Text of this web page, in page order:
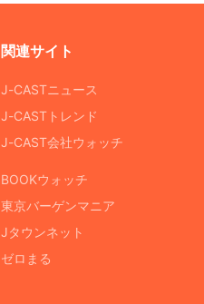
関連サイト
J-CASTニュース
J-CASTトレンド
J-CAST会社ウォッチ
BOOKウォッチ
東京バーゲンマニア
Jタウンネット
ゼロまる